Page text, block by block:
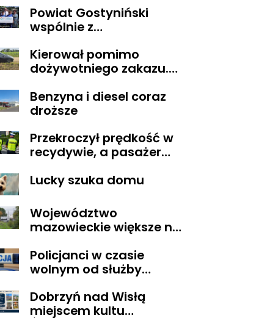
Powiat Gostyniński
wspólnie z
POZARZĄDOWYMI
walczą o środki z
Obywatelskiego
Mazowsza dla
terenu!
Kierował pomimo
dożywotniego zakazu.
Benzyna i diesel coraz
droższe
Przekroczył prędkość w
recydywie, a pasażer
poszukiwaną
Lucky szuka domu
Województwo
mazowieckie większe niż
zarządzaniu. Eksperci
proponują podział
Policjanci w czasie
wolnym od służby
poszukiwanego
Dobrzyń nad Wisłą
miejscem kultu